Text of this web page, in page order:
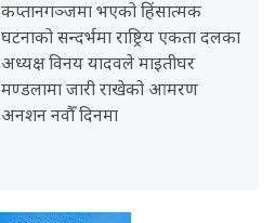
कप्तानगञ्जमा भएको हिंसात्मक
घटनाको सन्दर्भमा राष्ट्रिय एकता दलका
अध्यक्ष विनय यादवले माइतीघर
मण्डलामा जारी राखेको आमरण
अनशन नवौँ दिनमा